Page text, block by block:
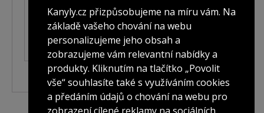
popsaným na stránceprivacy policy.
REGISTER
Alternative:
Kanyly.cz přizpůsobujeme na míru vám. Na
základě vašeho chování na webu
personalizujeme jeho obsah a
zobrazujeme vám relevantní nabídky a
produkty. Kliknutím na tlačítko „Povolit
vše“ souhlasíte také s využíváním cookies
a předáním údajů o chování na webu pro